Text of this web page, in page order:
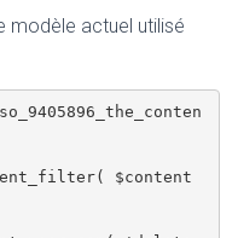
modèle actuel utilisé
$content